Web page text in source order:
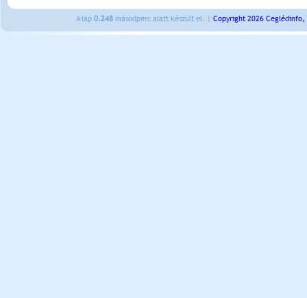
A lap 0.248 másodperc alatt készült el. | Copyright 2026